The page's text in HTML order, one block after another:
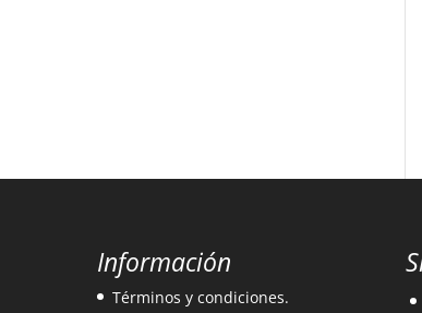
Información
Términos y condiciones.